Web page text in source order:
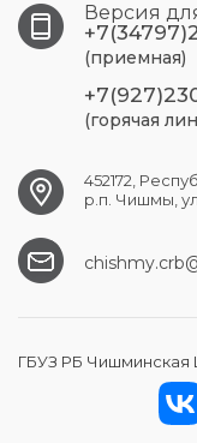
Версия
(приемная)
(горячая
452172,
р.п. Чишмы,
ГБУЗ РБ Чишминская